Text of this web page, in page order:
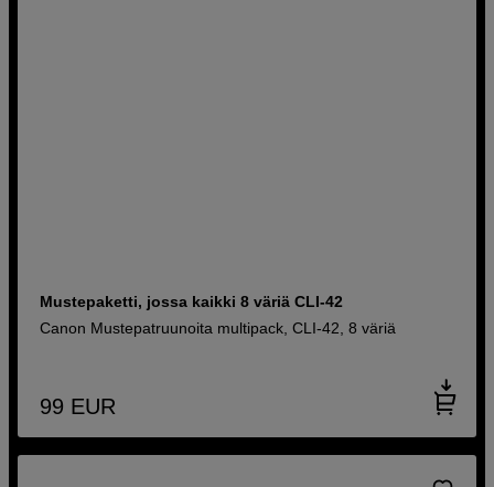
Mustepaketti, jossa kaikki 8 väriä CLI-42
Canon Mustepatruunoita multipack, CLI-42, 8 väriä
99 EUR